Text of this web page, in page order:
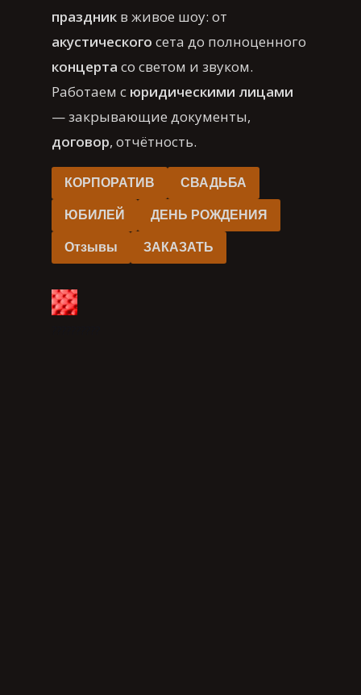
праздник в живое шоу: от
акустического сета до полноценного
концерта со светом и звуком.
Работаем с юридическими лицами
— закрывающие документы,
договор, отчётность.
КОРПОРАТИВ
СВАДЬБА
ЮБИЛЕЙ
ДЕНЬ РОЖДЕНИЯ
Отзывы
ЗАКАЗАТЬ